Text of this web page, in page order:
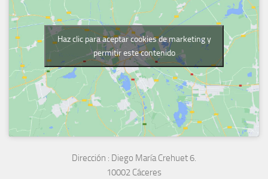
Haz clic para aceptar cookies de marketing y
permitir este contenido
Dirección : Diego María Crehuet 6.
10002 Cáceres